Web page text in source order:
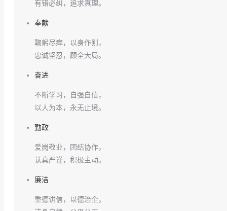
有错必纠，追求真理。
奉献
鞠躬尽瘁，以身作则，
忠诚坚忍，顾全大局。
奋进
不断学习，自强自信，
以人为本，永无止境。
勤政
爱岗敬业，团结协作，
认真严谨，积极主动。
廉洁
重德讲信，以德治企，